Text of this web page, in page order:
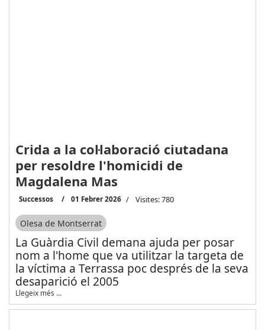
Crida a la col·laboració ciutadana
per resoldre l'homicidi de
Magdalena Mas
Successos 01 Febrer 2026 Visites: 780
Olesa de Montserrat
La Guàrdia Civil demana ajuda per posar
nom a l'home que va utilitzar la targeta de
la víctima a Terrassa poc després de la seva
desaparició el 2005
Llegeix més …